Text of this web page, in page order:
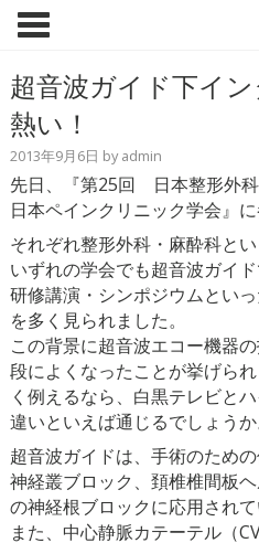
超音波ガイド下イ
熱い！
2013年9月6日 byadmin
先日、『第25回 日本整形外
日本ペインクリニック学会』に
それぞれ整形外科・麻酔科と
いずれの学会でも超音波ガイ
研修講演・シンポジウムとい
を多く見られました。
この背景に超音波エコー機器
段によくなったことが挙げら
く例えるなら、白黒テレビと
違いといえば通じるでしょうか
超音波ガイドは、手術のため
神経叢ブロック、頚椎椎間板
の神経根ブロックに応用されて
また、中心静脈カテーテル（